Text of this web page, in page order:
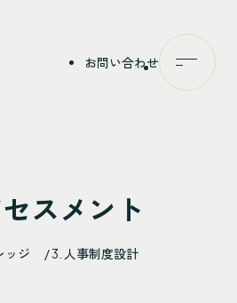
特
サ
事
ナ
私
お問い合わせ メニュー
スメント
ッジ 人事制度設計